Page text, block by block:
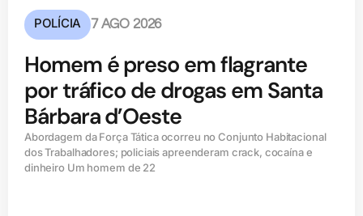
POLÍCIA 7 AGO 2026
Homem é preso em flagrante
por tráfico de drogas em Santa
Bárbara d’Oeste
Abordagem da Força Tática ocorreu no Conjunto Habitacional
dos Trabalhadores; policiais apreenderam crack, cocaína e
dinheiro Um homem de 22